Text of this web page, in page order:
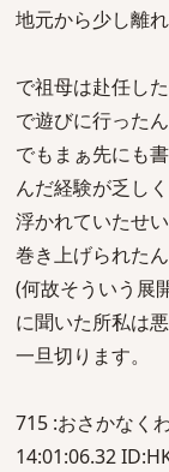
地元から少し離
で祖母は赴任し
で遊びに行ったん
でもまぁ先にも
んだ経験が乏しく
浮かれていたせ
巻き上げられたん
(何故そういう展
に聞いた所私は
一旦切ります。
715 :おさかなく
14:01:06.32